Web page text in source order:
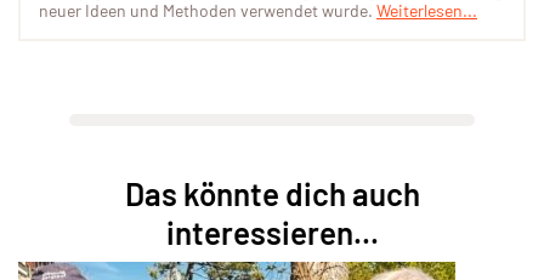
neuer Ideen und Methoden verwendet wurde. Weiterlesen...
Das könnte dich auch
interessieren...